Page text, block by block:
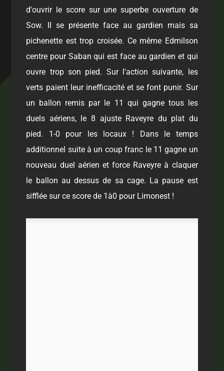
d'ouvrir le score sur une superbe ouverture de
Sow. Il se présente face au gardien mais sa
pichenette est trop croisée. Ce même Edmilson
centre pour Saban qui est face au gardien et qui
ouvre trop son pied. Sur l'action suivante, les
verts paient leur inefficacité et se font punir. Sur
un ballon remis par le 11 qui gagne tous les
duels aériens, le 8 ajuste Raveyre du plat du
pied. 1-0 pour les locaux ! Dans le temps
additionnel suite à un coup franc le 11 gagne un
nouveau duel aérien et force Raveyre à claquer
le ballon au dessus de sa cage. La pause est
sifflée sur ce score de 1à0 pour Limonest !